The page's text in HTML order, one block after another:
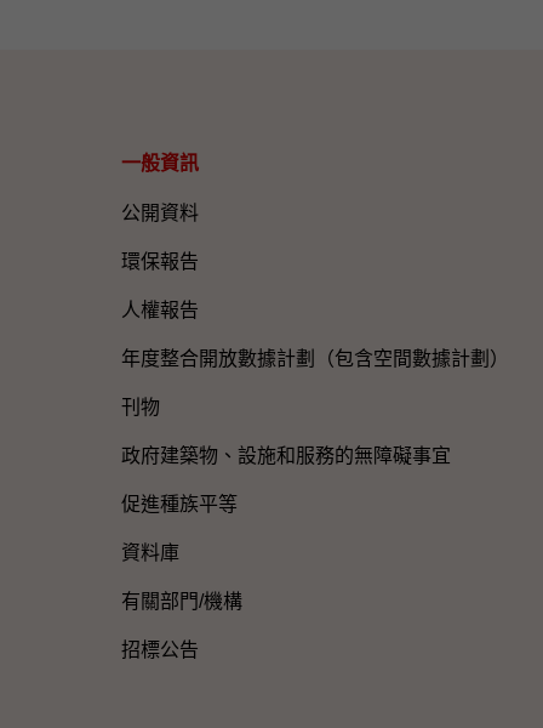
一般資訊​
公開資料
環保報告
人權報告
年度整合開放數據計劃（包含空間數據計劃）
刊物
政府建築物、設施和服務的無障礙事宜
促進種族平等
資料庫
有關部門/機構
招標公告